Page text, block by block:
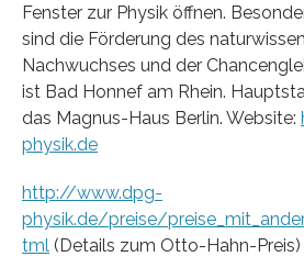
Fenster zur Physik öffnen.
sind die Förderung des
Nachwuchses und der
ist Bad Honnef am Rhein.
das Magnus-Haus Berlin. Website:
physik.de
http://www.dpg-
physik.de/preise/
tml (Details zum Otto-Hahn-Preis)